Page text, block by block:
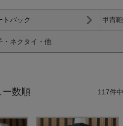
トバック 甲冑鞄
・ネクタイ・他
ー数順 117件中